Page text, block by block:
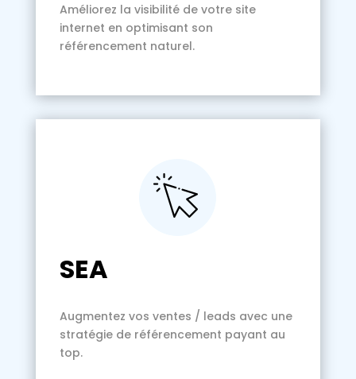
Améliorez la visibilité de votre site
internet en optimisant son
référencement naturel.
SEA
Augmentez vos ventes / leads avec une
stratégie de référencement payant au
top.